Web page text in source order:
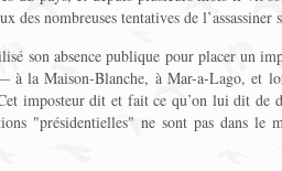
des nombreuses tentatives de l’assassiner
son absence publique pour placer un
la Maison-Blanche, à Mar-a-Lago, et
imposteur dit et fait ce qu’on lui dit
"présidentielles" ne sont pas dans